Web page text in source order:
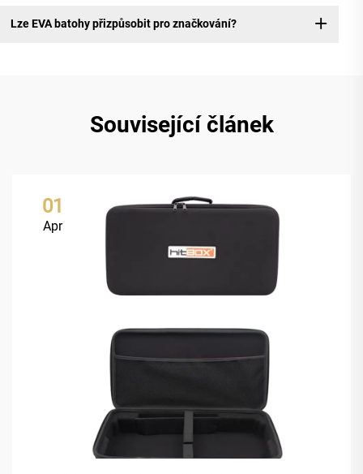
Lze EVA batohy přizpůsobit pro značkování?
Související článek
01
Apr